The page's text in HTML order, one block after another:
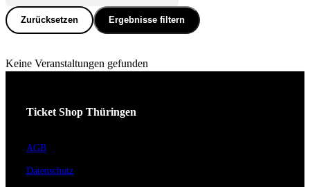
Zurücksetzen Ergebnisse filtern
Keine Veranstaltungen gefunden
Ticket Shop Thüringen
AGB
Datenschutz